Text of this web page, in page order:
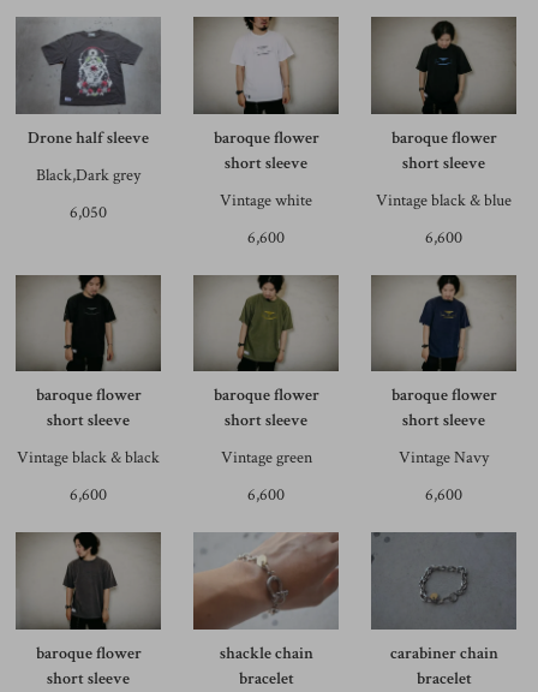
Drone half sleeve
Black,Dark grey
6,050
baroque flower
short sleeve
Vintage white
6,600
baroque flower
short sleeve
Vintage black & blue
6,600
baroque flower
short sleeve
Vintage black & black
6,600
baroque flower
short sleeve
Vintage green
6,600
baroque flower
short sleeve
Vintage Navy
6,600
baroque flower
short sleeve
shackle chain
bracelet
carabiner chain
bracelet